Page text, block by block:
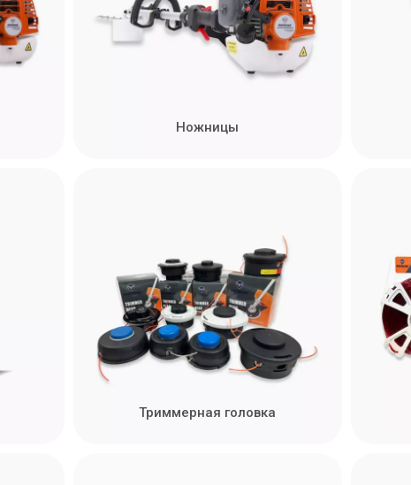
Ножницы
Триммерная головка